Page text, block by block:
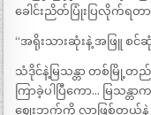
ခေါင်းညိတ်ပြုံးပြလိုက်ရတာ
“အရိုးသားဆုံးနဲ့ အဖြူ စင်ဆုံ
သံဒိုင်နဲ့မြသန္တာ တစ်မြို့တည်
ကြာခဲ့ပါပြီကော… မြသ
ဈေးဘက်ကို လာဖြစ်တယ်နဲ့